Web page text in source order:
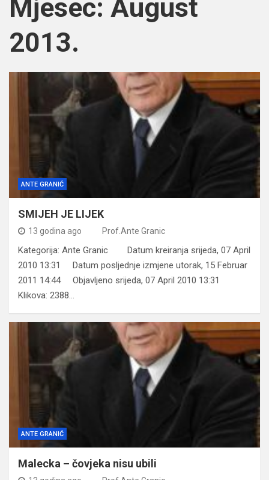
Mjesec: August
2013.
ANTE GRANIĆ
SMIJEH JE LIJEK
13 godina ago Prof.Ante Granic
Kategorija: Ante Granic Datum kreiranja srijeda, 07 April
2010 13:31 Datum posljednje izmjene utorak, 15 Februar
2011 14:44 Objavljeno srijeda, 07 April 2010 13:31
Klikova: 2388…
ANTE GRANIĆ
Malecka – čovjeka nisu ubili